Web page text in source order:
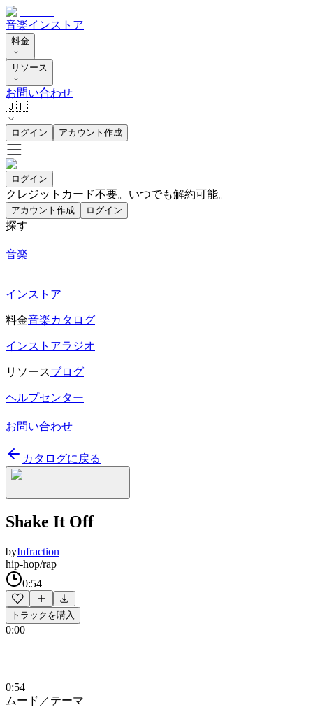
音楽インストア
料金
リソース
お問い合わせ
🇯🇵
ログイン アカウント作成
ログイン
クレジットカード不要。いつでも解約可能。
アカウント作成 ログイン
探す
音楽
インストア
料金音楽カタログ
インストアラジオ
リソースブログ
ヘルプセンター
お問い合わせ
カタログに戻る
Shake It Off
byInfraction
hip-hop/rap
0:54
トラックを購入
0:00
0:54
ムード／テーマ